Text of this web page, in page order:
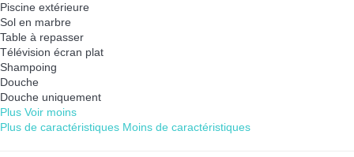
Piscine extérieure
Sol en marbre
Table à repasser
Télévision écran plat
Shampoing
Douche
Douche uniquement
Plus Voir moins
Plus de caractéristiques Moins de caractéristiques